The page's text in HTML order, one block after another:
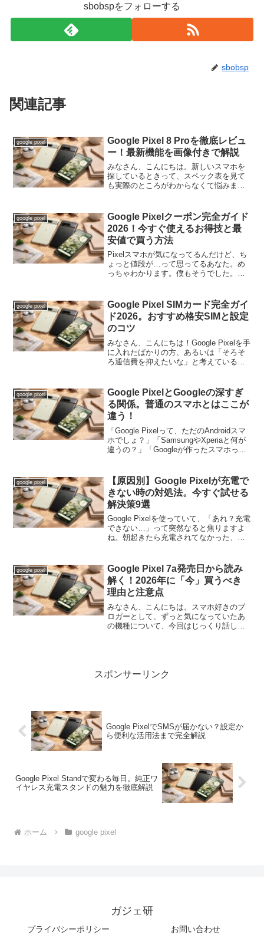
sbobspをフォローする
sbobsp
関連記事
google pixel
Google Pixel 8 Proを徹底レビュ
ー！最新機能を画像付きで解説
みなさん、こんにちは。新しいスマホを
探しているときって、スペック表を見て
も実際のところがわからなくて悩みます
日持つの？」「AI機能って実際便利な
の？」——そんな疑問、め...
google pixel
Google Pixelクーポン完全ガイド
2026！今すぐ使えるお得技と最
安値で買う方法
Pixelスマホが気になってるんだけど、ち
ょっと値段が…って思ってるあなた。め
っちゃわかります。僕もそうでした。で
で変わってくるスマホなんです。公式ス
トア...
google pixel
Google Pixel SIMカード完全ガイ
ド2026。おすすめ格安SIMと設定
のコツ
みなさん、こんにちは！Google Pixelを手
に入れたばかりの方、あるいは「そろそ
ろ通信費を抑えたいな」と考えている
きく変わるって知ってました？今回は
「Go...
google pixel
Google PixelとGoogleの深すぎ
る関係。普通のスマホとはここが
違う！
「Google Pixelって、ただのAndroidスマ
ホでしょ？」「SamsungやXperiaと何が
違うの？」「Googleが作ったスマホって
Pixel、他...
google pixel
【原因別】Google Pixelが充電で
きない時の対処法。今すぐ試せる
解決策9選
Google Pixelを使っていて、「あれ？充電
できない…」って突然なると焦りますよ
ね。朝起きたら充電されてなかった、ケ
そんな経験、実は多くのPixelユーザーが
して...
google pixel
Google Pixel 7a発売日から読み
解く！2026年に「今」買うべき
理由と注意点
みなさん、こんにちは。スマホ好きのブ
ロガーとして、ずっと気になっていたあ
の機種について、今回はじっくり話して
スポンサーリンク
Google PixelでSMSが届かない？設定か
ら便利な活用法まで完全解説
Google Pixel Standで変わる毎日。純正ワ
イヤレス充電スタンドの魅力を徹底解説
ホーム google pixel
ガジェ研
プライバシーポリシー お問い合わせ